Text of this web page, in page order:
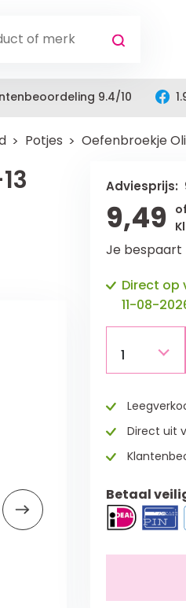
9.4/10
Potjes Oefenbroekje
Adviesprijs:
9,49
Je bespaart
Direct op
11-08-
1
Direct uit
Betaal